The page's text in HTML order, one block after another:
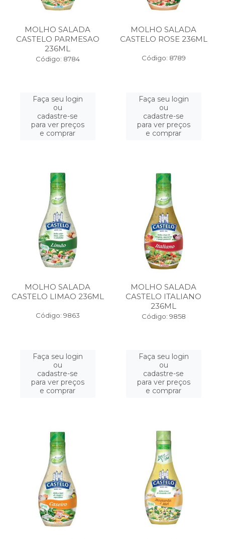
MOLHO SALADA
CASTELO PARMESAO
236ML
Código: 8784
Faça seu login
ou
cadastre-se
para ver preços
e comprar
MOLHO SALADA
CASTELO ROSE 236ML
Código: 8789
Faça seu login
ou
cadastre-se
para ver preços
e comprar
MOLHO SALADA
CASTELO LIMAO 236ML
Código: 9863
Faça seu login
ou
cadastre-se
para ver preços
e comprar
MOLHO SALADA
CASTELO ITALIANO
236ML
Código: 9858
Faça seu login
ou
cadastre-se
para ver preços
e comprar